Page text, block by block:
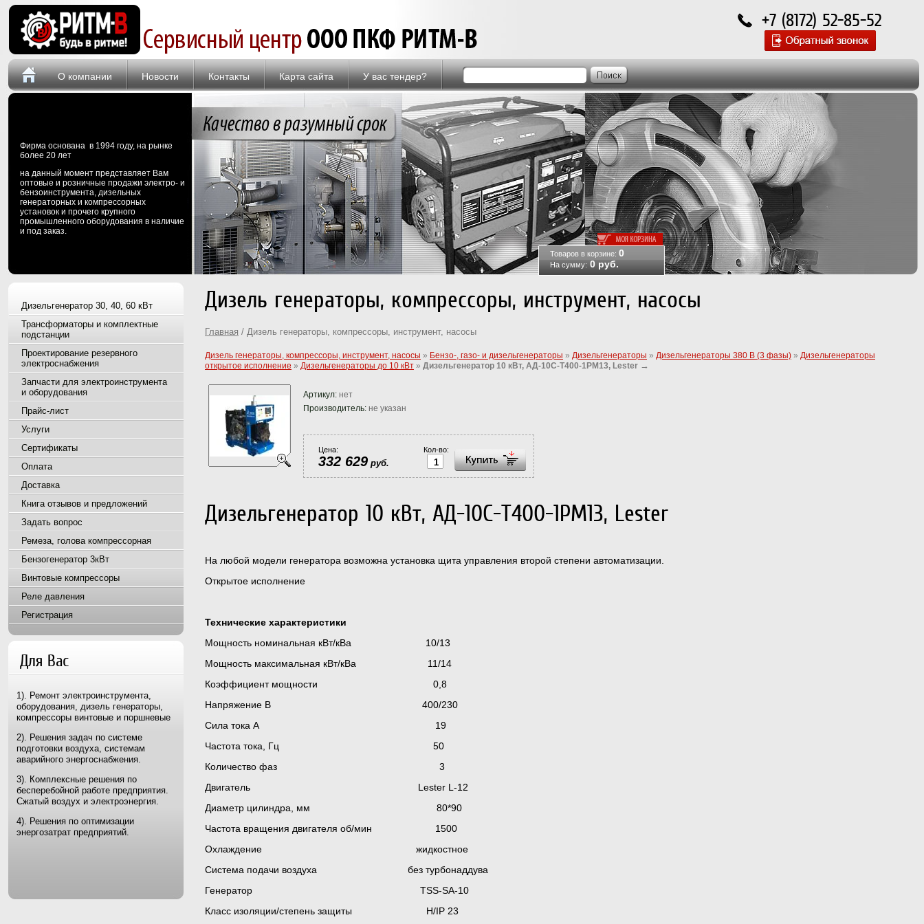
+7 (8172) 52-85-52
О компании Новости Контакты Карта сайта У вас тендер?
Фирма основана в 1994 году, на рынке
более 20 лет
на данный момент представляет Вам
оптовые и розничные продажи электро- и
бензоинструмента, дизельных
генераторных и компрессорных
установок и прочего крупного
промышленного оборудования в наличие
и под заказ.
Товаров в корзине: 0
На сумму: 0 руб.
Дизельгенератор 30, 40, 60 кВт
Трансформаторы и комплектные
подстанции
Проектирование резервного
электроснабжения
Запчасти для электроинструмента
и оборудования
Прайс-лист
Услуги
Сертификаты
Оплата
Доставка
Книга отзывов и предложений
Задать вопрос
Ремеза, голова компрессорная
Бензогенератор 3кВт
Винтовые компрессоры
Реле давления
Регистрация
Для Вас
1). Ремонт электроинструмента,
оборудования, дизель генераторы,
компрессоры винтовые и поршневые
2). Решения задач по системе
подготовки воздуха, системам
аварийного энергоснабжения.
3). Комплексные решения по
бесперебойной работе предприятия.
Сжатый воздух и электроэнергия.
4). Решения по оптимизации
энергозатрат предприятий.
Дизель генераторы, компрессоры, инструмент, насосы
Главная / Дизель генераторы, компрессоры, инструмент, насосы
Дизель генераторы, компрессоры, инструмент, насосы » Бензо-, газо- и дизельгенераторы » Дизельгенераторы » Дизельгенераторы 380 В (3 фазы) » Дизельгенераторы
открытое исполнение » Дизельгенераторы до 10 кВт » Дизельгенератор 10 кВт, АД-10С-Т400-1РМ13, Lester →
Артикул: нет
Производитель: не указан
Кол-во:
Цена:
332 629 руб.
Дизельгенератор 10 кВт, АД-10С-Т400-1РМ13, Lester
На любой модели генератора возможна установка щита управления второй степени автоматизации.
Открытое исполнение
Технические характеристики
Мощность номинальная кВт/кВа 10/13
Мощность максимальная кВт/кВа 11/14
Коэффициент мощности 0,8
Напряжение В 400/230
Сила тока А 19
Частота тока, Гц 50
Количество фаз 3
Двигатель Lester L-12
Диаметр цилиндра, мм 80*90
Частота вращения двигателя об/мин 1500
Охлаждение жидкостное
Система подачи воздуха без турбонаддува
Генератор TSS-SA-10
Класс изоляции/степень защиты Н/IP 23